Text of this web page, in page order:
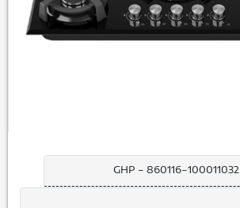
GHP - 860116-100011032